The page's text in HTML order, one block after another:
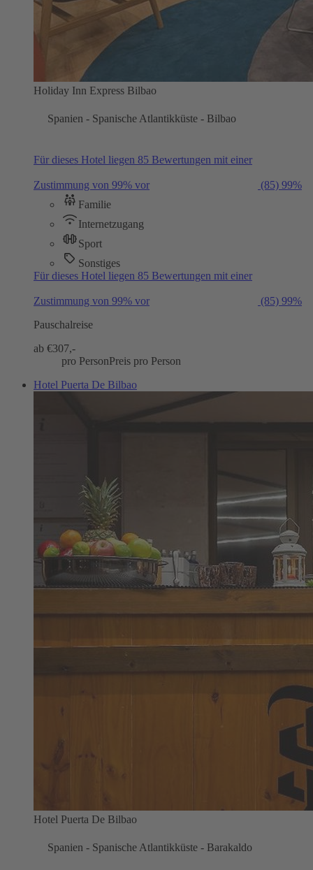
Holiday Inn Express Bilbao
Spanien - Spanische Atlantikküste - Bilbao
Für dieses Hotel liegen 85 Bewertungen mit einer
Zustimmung von 99% vor (85) 99%
Familie
Internetzugang
Sport
Sonstiges
Für dieses Hotel liegen 85 Bewertungen mit einer
Zustimmung von 99% vor (85) 99%
Pauschalreise
ab €307,-
pro PersonPreis pro Person
Hotel Puerta De Bilbao
Hotel Puerta De Bilbao
Spanien - Spanische Atlantikküste - Barakaldo